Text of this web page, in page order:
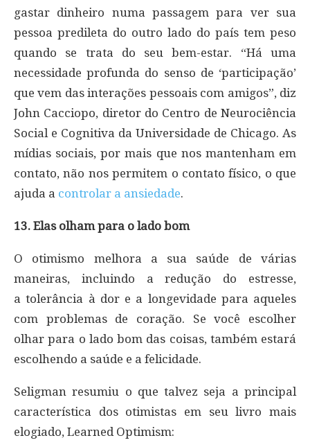
gastar dinheiro numa passagem para ver sua
pessoa predileta do outro lado do país tem peso
quando se trata do seu bem-estar. “Há uma
necessidade profunda do senso de ‘participação’
que vem das interações pessoais com amigos”, diz
John Cacciopo, diretor do Centro de Neurociência
Social e Cognitiva da Universidade de Chicago. As
mídias sociais, por mais que nos mantenham em
contato, não nos permitem o contato físico, o que
ajuda a controlar a ansiedade.
13. Elas olham para o lado bom
O otimismo melhora a sua saúde de várias
maneiras, incluindo a redução do estresse,
a tolerância à dor e a longevidade para aqueles
com problemas de coração. Se você escolher
olhar para o lado bom das coisas, também estará
escolhendo a saúde e a felicidade.
Seligman resumiu o que talvez seja a principal
característica dos otimistas em seu livro mais
elogiado, Learned Optimism: